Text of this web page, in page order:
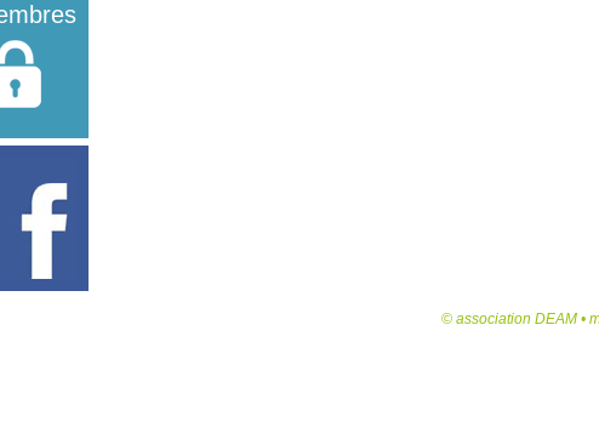
© association DEAM •